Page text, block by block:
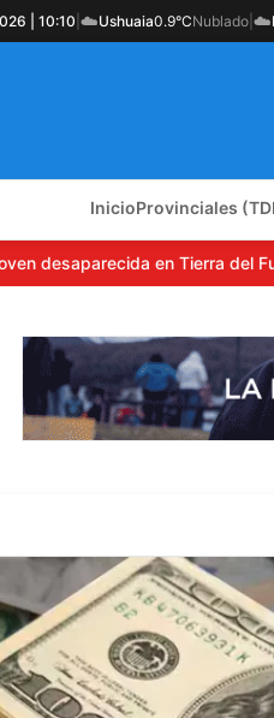
| 10:10 ☁️Ushuaia0.9°CNublado ☁️
InicioProvinciales
en Tierra del Fuego